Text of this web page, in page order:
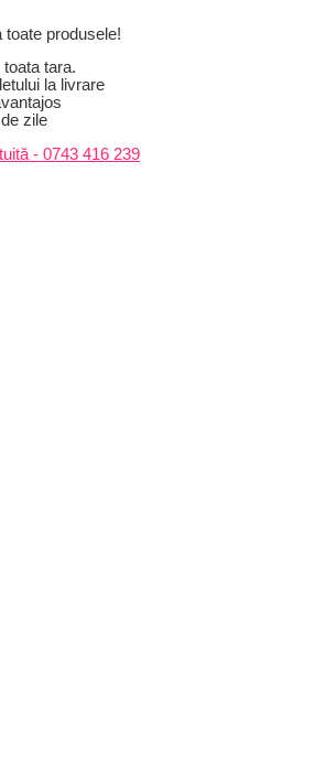
toate produsele!
toata tara.
la livrare
zile
- 0743 416 239